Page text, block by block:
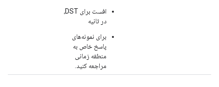
افست برای DST،
در ثانیه
برای نمونه‌های
پاسخ خاص به
منطقه زمانی
مراجعه کنید.